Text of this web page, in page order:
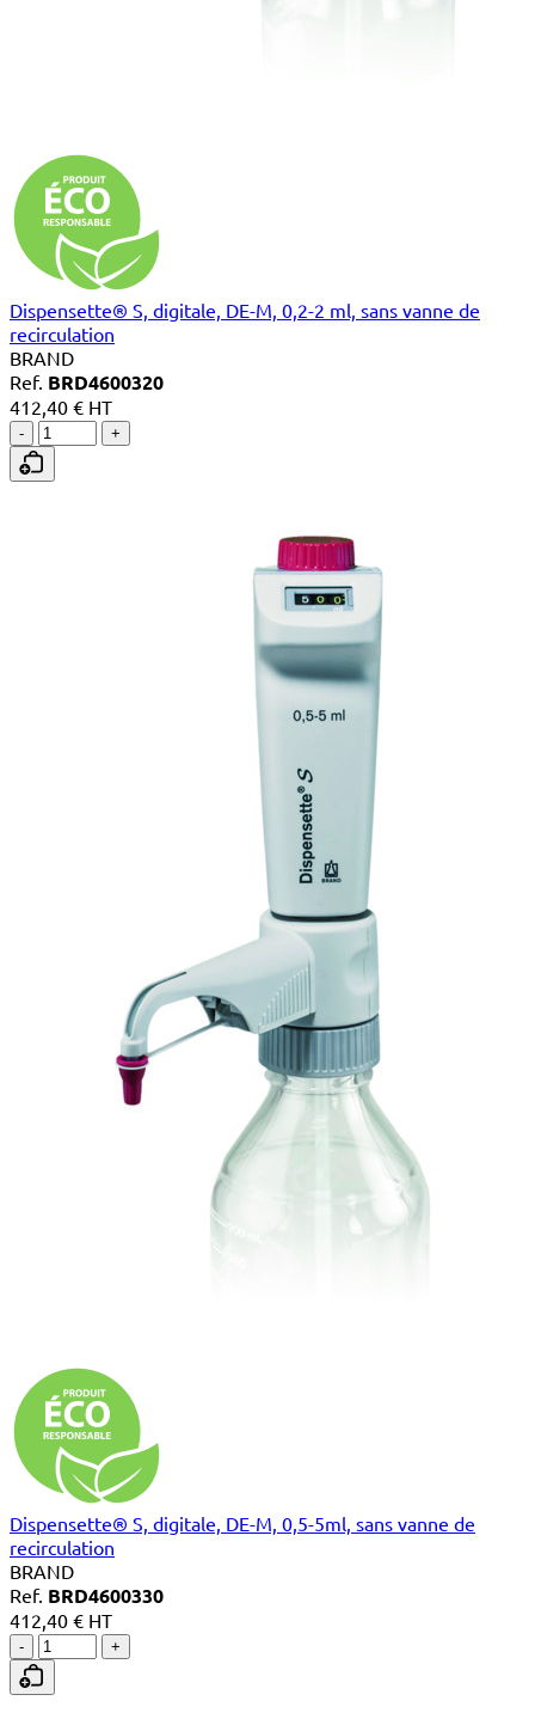
Dispensette® S, digitale, DE-M, 0,2-2 ml, sans vanne de
recirculation
BRAND
Ref. BRD4600320
412,40 € HT
- +
Dispensette® S, digitale, DE-M, 0,5-5ml, sans vanne de
recirculation
BRAND
Ref. BRD4600330
412,40 € HT
- +